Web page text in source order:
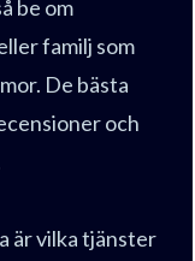
be om
familj som
De bästa
och
är vilka tjänster